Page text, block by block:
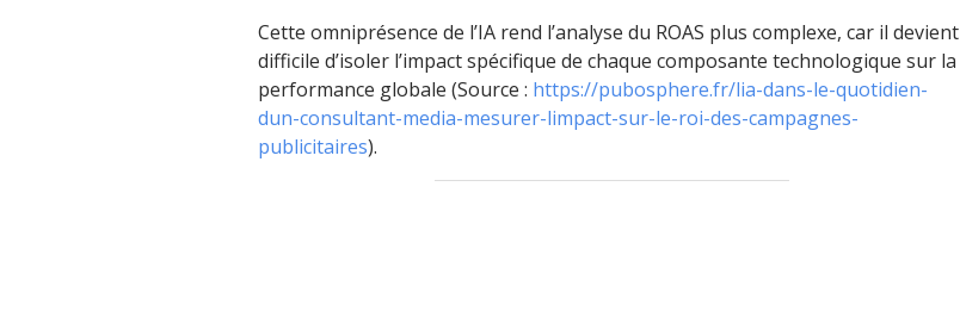
Cette omniprésence de l’IA rend l’analyse du ROAS plus complexe, car il devient
difficile d’isoler l’impact spécifique de chaque composante technologique sur la
performance globale (Source : https://pubosphere.fr/lia-dans-le-quotidien-
dun-consultant-media-mesurer-limpact-sur-le-roi-des-campagnes-
publicitaires).